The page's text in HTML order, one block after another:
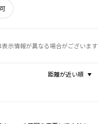
示情報が異なる場合がございます
距離が近い順